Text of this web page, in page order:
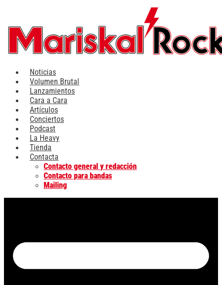
contenido
Noticias
Volumen Brutal
Lanzamientos
Cara a Cara
Artículos
Conciertos
Podcast
La Heavy
Tienda
Contacta
Contacto general y redacción
Contacto para bandas
Mailing